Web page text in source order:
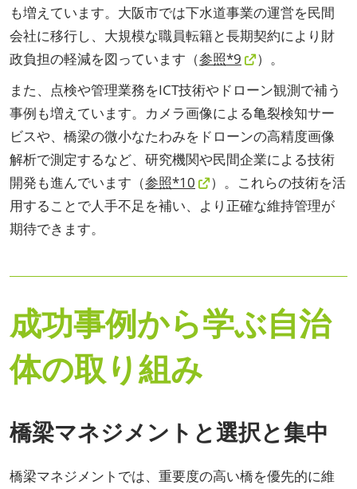
も増えています。大阪市では下水道事業の運営を民間
会社に移行し、大規模な職員転籍と長期契約により財
政負担の軽減を図っています（参照*9
）。
また、点検や管理業務をICT技術やドローン観測で補う
事例も増えています。カメラ画像による亀裂検知サー
ビスや、橋梁の微小なたわみをドローンの高精度画像
解析で測定するなど、研究機関や民間企業による技術
開発も進んでいます（参照*10
）。これらの技術を活
用することで人手不足を補い、より正確な維持管理が
期待できます。
成功事例から学ぶ自治
体の取り組み
橋梁マネジメントと選択と集中
橋梁マネジメントでは、重要度の高い橋を優先的に維